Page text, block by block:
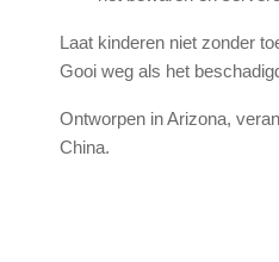
Laat kinderen niet zonder
Gooi weg als het
Ontworpen in Arizona,
China.